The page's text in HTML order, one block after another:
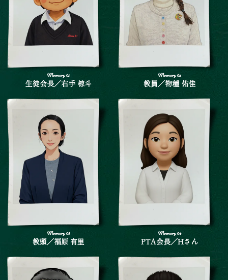
生徒会長／右手 椋斗 教員／物種 佑佳
教頭／福原 有里 PTA会長／Hさん